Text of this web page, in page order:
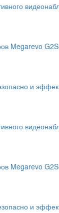
Megarevo
и
Megarevo
и